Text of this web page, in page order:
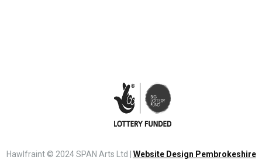
Hawlfraint © 2024 SPAN Arts Ltd | Website Design Pembrokeshire